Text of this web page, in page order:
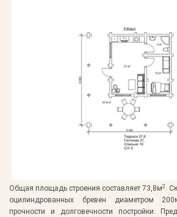
Общая площадь строения составляет 73,8м2 .
оцилиндрованных бревен диаметром
прочности и долговечности постройки.